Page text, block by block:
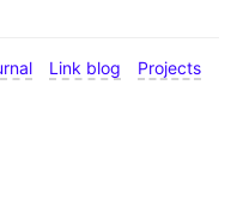
Link blog
Projects